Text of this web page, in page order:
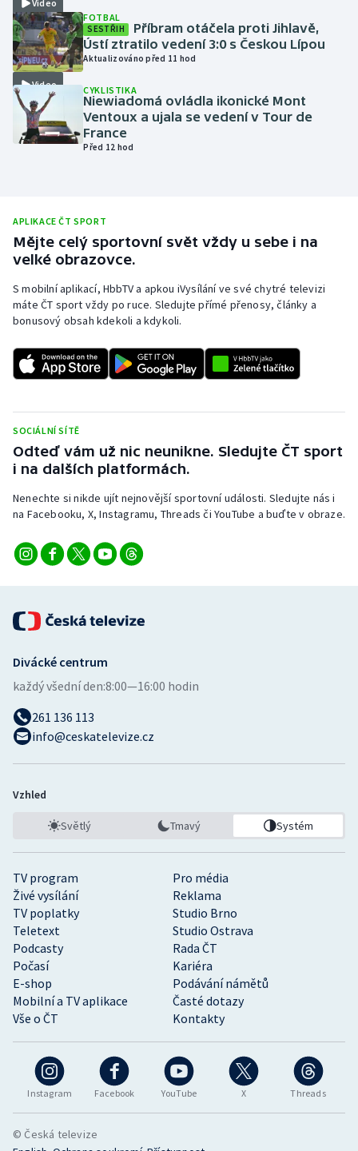
Moderní pětiboj
Motorsport
Olympijské hry
Parasport
Plážový volejbal
Ragby
Rychlobruslení
Rychlostní kanoistika
Short track
Sportovní střelba
Stolní tenis
Veslování
Vodní slalom
Video
Video
FOTBAL
SESTŘIH
Příbram otáčela proti Jihlavě,
Ústí ztratilo vedení 3:0 s Českou Lípou
Aktualizováno před 11 hod
CYKLISTIKA
Niewiadomá ovládla ikonické Mont
Ventoux a ujala se vedení v Tour de
France
Před 12 hod
APLIKACE ČT SPORT
Mějte celý sportovní svět vždy u sebe i na
velké obrazovce.
S mobilní aplikací, HbbTV a apkou iVysílání ve své chytré televizi
máte ČT sport vždy po ruce. Sledujte přímé přenosy, články a
bonusový obsah kdekoli a kdykoli.
SOCIÁLNÍ SÍTĚ
Odteď vám už nic neunikne. Sledujte ČT sport
i na dalších platformách.
Nenechte si nikde ujít nejnovější sportovní události. Sledujte nás i
na Facebooku, X, Instagramu, Threads či YouTube a buďte v obraze.
Instagram Facebook YouTube X Threads
TV program
Pro média
Živé vysílání
Reklama
TV poplatky
Studio Brno
Teletext
Studio Ostrava
Podcasty
Rada ČT
Počasí
Kariéra
E-shop
Podávání námětů
Mobilní a TV aplikace
Časté dotazy
Vše o ČT
Kontakty
Divácké centrum
každý všední den:8:00—16:00 hodin
261 136 113
info@ceskatelevize.cz
Vzhled
Světlý Tmavý Systém
© Česká televize